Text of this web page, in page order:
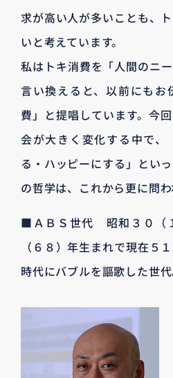
求が高い人が多いことも、
いと考えています。
私はトキ消費を「人間のニ
言い換えると、以前にもお
費」と提唱しています。今
会が大きく変化する中で、
る・ハッピーにする」とい
の哲学は、これから更に問わ
■ＡＢＳ世代 昭和３０（
（６８）年生まれで現在５
時代にバブルを謳歌した世代